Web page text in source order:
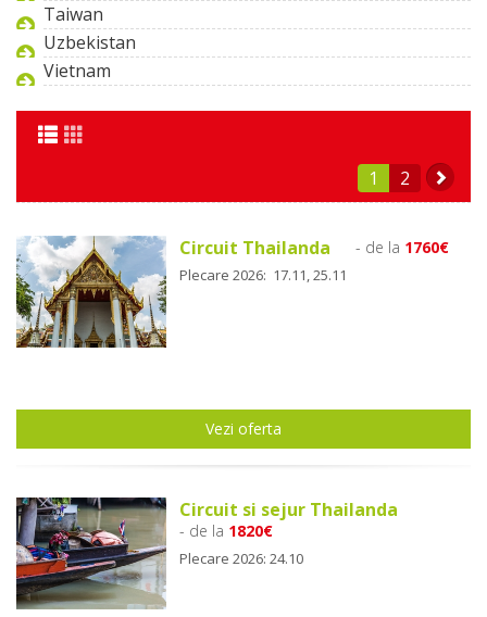
Taiwan
Uzbekistan
Vietnam
1 2
Circuit Thailanda - de la 1760€
Plecare 2026: 17.11, 25.11
Vezi oferta
Circuit si sejur Thailanda
- de la 1820€
Plecare 2026: 24.10